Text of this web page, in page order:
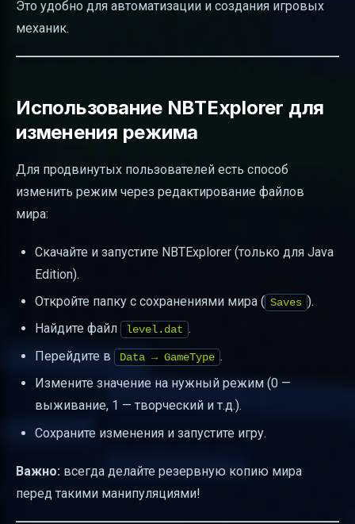
Это удобно для автоматизации и создания игровых
механик.
Использование NBTExplorer для
изменения режима
Для продвинутых пользователей есть способ
изменить режим через редактирование файлов
мира:
Скачайте и запустите NBTExplorer (только для Java
Edition).
Откройте папку с сохранениями мира ( Saves ).
Найдите файл
level.dat .
Перейдите в
Data → GameType .
Измените значение на нужный режим (0 —
выживание, 1 — творческий и т.д.).
Сохраните изменения и запустите игру.
Важно: всегда делайте резервную копию мира
перед такими манипуляциями!